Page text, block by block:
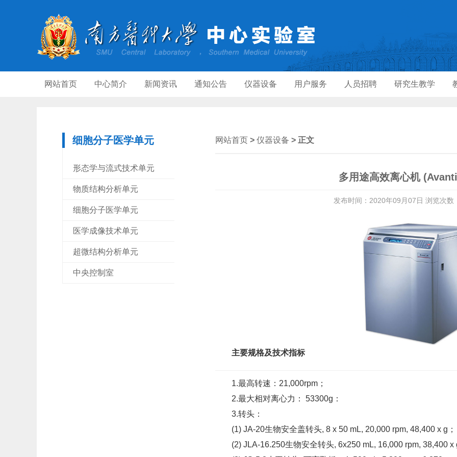
网站首页 中心简介 新闻资讯 通知公告 仪器设备 用户服务 人员招聘 研究生教学
细胞分子医学单元
形态学与流式技术单元
物质结构分析单元
细胞分子医学单元
医学成像技术单元
超微结构分析单元
中央控制室
网站首页 > 仪器设备 > 正文
多用途高效离心机
发布时间：2020年09月07日 浏览次数
主要规格及技术指标
1.最高转速：21,000rpm；
2.最大相对离心力： 53300g：
3.转头：
(1) JA-20生物安全盖转头, 8 x 50 mL, 20,000 rpm, 48,400 x g；
(2) JLA-16.250生物安全转头, 6x250 mL, 16,000 rpm, 38,400 x